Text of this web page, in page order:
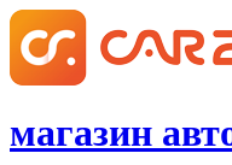
магазин